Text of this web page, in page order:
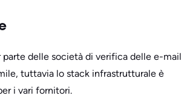
delle società di verifica delle e-mail
tuttavia lo stack infrastrutturale è
i vari fornitori.